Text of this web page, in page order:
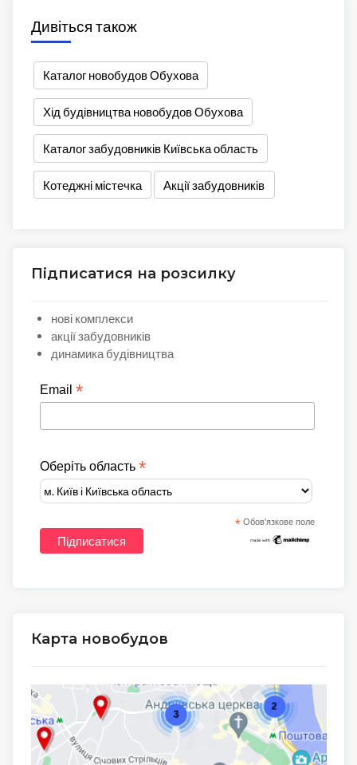
Дивіться також
Каталог новобудов Обухова
Хід будівництва новобудов Обухова
Каталог забудовників Київська область
Котеджні містечка Акції забудовників
Підписатися на розсилку
нові комплекси
акції забудовників
динамика будівництва
Email *
Оберіть область *
* Обов'язкове поле
Карта новобудов